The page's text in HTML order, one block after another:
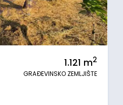
1.121 m2
GRAĐEVINSKO ZEMLJIŠTE